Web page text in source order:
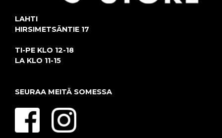
LAHTI
HIRSIMETSÄNTIE 17
TI-PE KLO 12-18
LA KLO 11-15
SEURAA MEITÄ SOMESSA